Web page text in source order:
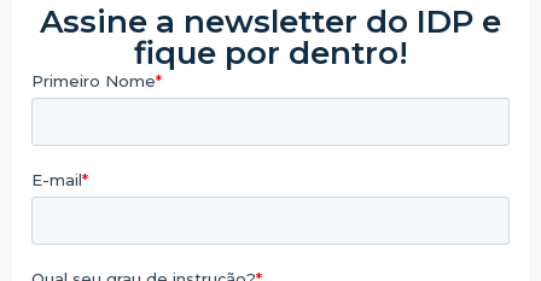
Assine a newsletter do IDP e
fique por dentro!